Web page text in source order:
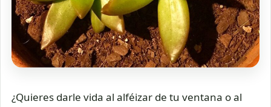
¿Quieres darle vida al alféizar de tu ventana o al